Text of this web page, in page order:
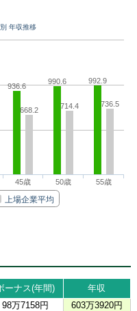
年収推移
936.6
990.6 992.9
668.2 714.4 736.5
上場企業平均
45歳 50歳 55歳
ーナス(年間)
年収
98万7158円
603万3920円